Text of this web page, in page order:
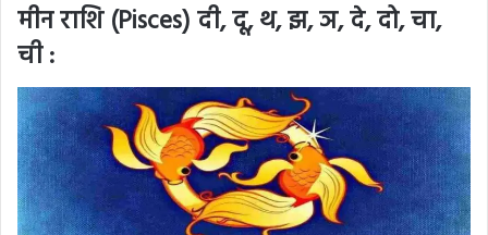
मीन राशि (Pisces) दी, दू, थ, झ, ञ, दे, दो, चा,
ची :